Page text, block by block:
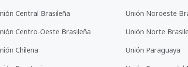
Central Brasileña
Centro-Oeste Brasileña
Chilena
Unión Noroeste
Unión Norte
Unión Paraguaya